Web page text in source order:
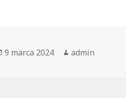
Opublikowano
9 marca 2024 Autor
admin